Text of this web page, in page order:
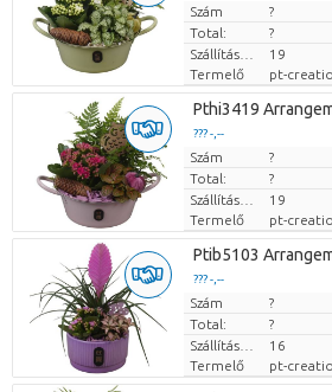
Darabb ár
Szám ?
Total:
?
Szállítási magasság
19
Termelő
pt-
Pthi3419
??? -,--
Darabb ár
Szám ?
Total:
?
Szállítási magasság
19
Termelő
pt-
Ptib5103
??? -,--
Darabb ár
Szám ?
Total:
?
Szállítási magasság
16
Termelő
pt-